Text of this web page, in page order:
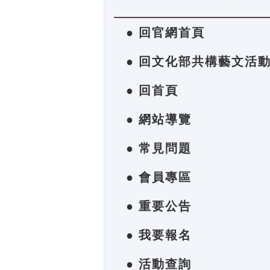
● 回官網首頁
● 回文化部共構藝文活
● 回首頁
● 網站導覽
● 常見問題
● 會員專區
● 重要公告
● 我要報名
● 活動查詢